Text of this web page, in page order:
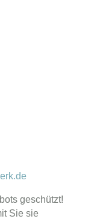
geschützt!
Sie sie